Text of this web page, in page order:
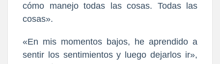
cómo manejo todas las cosas. Todas las
cosas».
«En mis momentos bajos, he aprendido a
sentir los sentimientos y luego dejarlos ir»,